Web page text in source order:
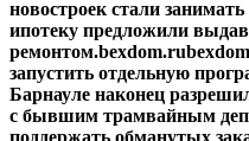
новостроек стали
ипотеку предложили
ремонтом.bexdom.ru
запустить отдельную
Барнауле наконец
с бывшим трамвайным
поддержать обманутых